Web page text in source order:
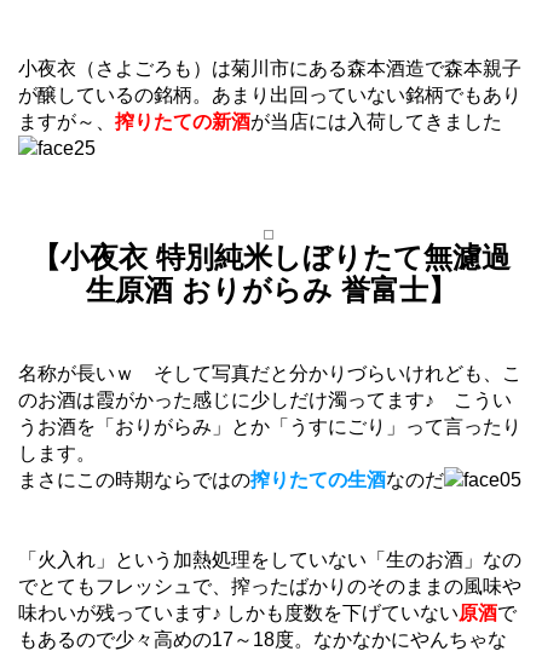
小夜衣（さよごろも）は菊川市にある森本酒造で森本親子
が醸しているの銘柄。あまり出回っていない銘柄でもあり
ますが～、 搾りたての新酒が当店には入荷してきました
【小夜衣 特別純米しぼりたて無濾過
生原酒 おりがらみ 誉富士】
名称が長いｗ そして写真だと分かりづらいけれども、こ
のお酒は霞がかった感じに少しだけ濁ってます♪ こうい
うお酒を「おりがらみ」とか「うすにごり」って言ったり
します。
まさにこの時期ならではの搾りたての生酒なのだ
「火入れ」という加熱処理をしていない「生のお酒」なの
でとてもフレッシュで、搾ったばかりのそのままの風味や
味わいが残っています♪ しかも度数を下げていない原酒で
もあるので少々高めの17～18度。なかなかにやんちゃな